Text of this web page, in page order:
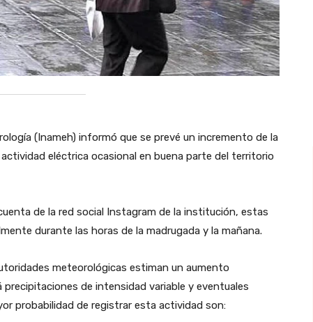
(Inameh) informó que se prevé un incremento de la
eléctrica ocasional en buena parte del territorio
de la red social Instagram de la institución, estas
durante las horas de la madrugada y la mañana.
meteorológicas estiman un aumento
de intensidad variable y eventuales
probabilidad de registrar esta actividad son: